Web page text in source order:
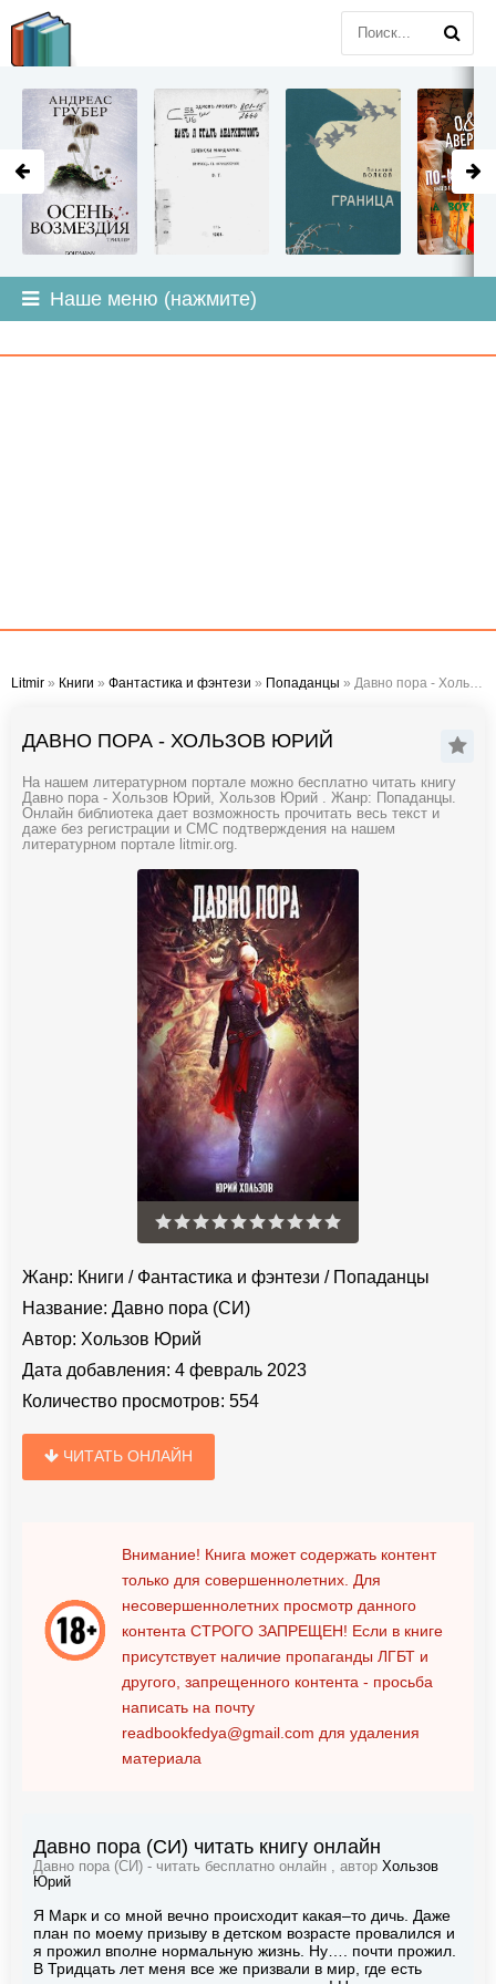
Наше меню (нажмите)
Litmir » Книги » Фантастика и фэнтези » Попаданцы » Давно пора - Хользов Юрий
ДАВНО ПОРА - ХОЛЬЗОВ ЮРИЙ
На нашем литературном портале можно бесплатно читать книгу
Давно пора - Хользов Юрий, Хользов Юрий . Жанр: Попаданцы.
Онлайн библиотека дает возможность прочитать весь текст и
даже без регистрации и СМС подтверждения на нашем
литературном портале litmir.org.
Жанр: Книги / Фантастика и фэнтези / Попаданцы
Название: Давно пора (СИ)
Автор: Хользов Юрий
Дата добавления: 4 февраль 2023
Количество просмотров: 554
ЧИТАТЬ ОНЛАЙН
Внимание! Книга может содержать контент
только для совершеннолетних. Для
несовершеннолетних просмотр данного
контента СТРОГО ЗАПРЕЩЕН! Если в книге
присутствует наличие пропаганды ЛГБТ и
другого, запрещенного контента - просьба
написать на почту
readbookfedya@gmail.com для удаления
материала
Давно пора (СИ) читать книгу онлайн
Давно пора (СИ) - читать бесплатно онлайн , автор Хользов
Юрий
Я Марк и со мной вечно происходит какая–то дичь. Даже
план по моему призыву в детском возрасте провалился и
я прожил вполне нормальную жизнь. Ну…. почти прожил.
В Тридцать лет меня все же призвали в мир, где есть
LITMIR.ORG